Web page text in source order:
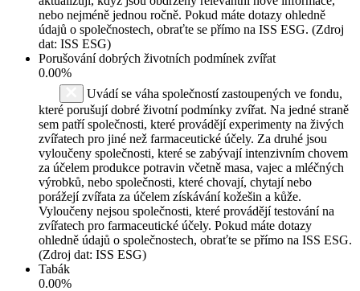
nebo nejméně jednou ročně. Pokud máte dotazy ohledně
údajů o společnostech, obraťte se přímo na ISS ESG. (Zdroj
dat: ISS ESG)
Porušování dobrých životních podmínek zvířat
0.00%
Uvádí se váha společností zastoupených ve fondu,
které porušují dobré životní podmínky zvířat. Na jedné straně
sem patří společnosti, které provádějí experimenty na živých
zvířatech pro jiné než farmaceutické účely. Za druhé jsou
vyloučeny společnosti, které se zabývají intenzivním chovem
za účelem produkce potravin včetně masa, vajec a mléčných
výrobků, nebo společnosti, které chovají, chytají nebo
porážejí zvířata za účelem získávání kožešin a kůže.
Vyloučeny nejsou společnosti, které provádějí testování na
zvířatech pro farmaceutické účely. Pokud máte dotazy
ohledně údajů o společnostech, obraťte se přímo na ISS ESG.
(Zdroj dat: ISS ESG)
Tabák
0.00%